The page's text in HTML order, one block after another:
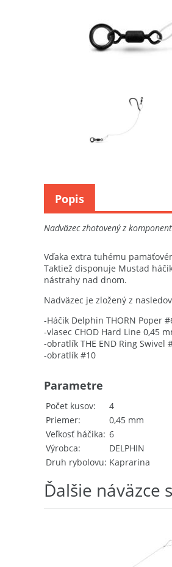
Nadväzec zhotovený z
Vďaka extra tuhému
Taktiež disponuje Mustad
nástrahy nad dnom.
Nadväzec je zložený z
-Háčik Delphin THORN Poper
-vlasec CHOD Hard Line 0,45
-obratlík THE END Ring Swivel
-obratlík #10
Počet kusov
4
Priemer
0,45 mm
Veľkosť háčika 6
Výrobca
DELPHIN
Druh rybolovu Kaprarina
Parametre
Popis
Ďalšie náväzce